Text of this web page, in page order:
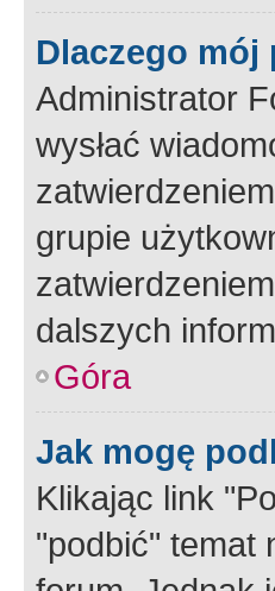
Dlaczego
Administrator
wysłać
grupie
dalszych
Góra
Jak mogę
Klikając link
"podbić" temat